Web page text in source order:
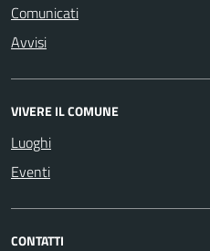
Comunicati
Avvisi
VIVERE IL COMUNE
Luoghi
Eventi
CONTATTI